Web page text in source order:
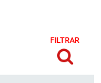
FILTRAR